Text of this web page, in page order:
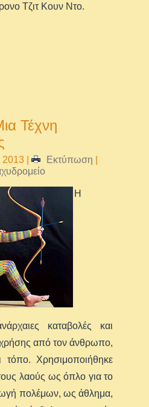
Τζιτ Κουν Ντο.
Τέχνη
2013 | Εκτύπωση
Η
καταβολές και
από τον άνθρωπο,
Χρησιμοποιήθηκε
λαούς ως όπλο για το
πολέμων, ως άθλημα,